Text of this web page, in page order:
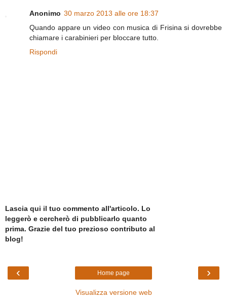
Anonimo 30 marzo 2013 alle ore 18:37
Quando appare un video con musica di Frisina si dovrebbe
chiamare i carabinieri per bloccare tutto.
Rispondi
Lascia qui il tuo commento all'articolo. Lo
leggerò e cercherò di pubblicarlo quanto
prima. Grazie del tuo prezioso contributo al
blog!
‹ ›
Home page
Visualizza versione web